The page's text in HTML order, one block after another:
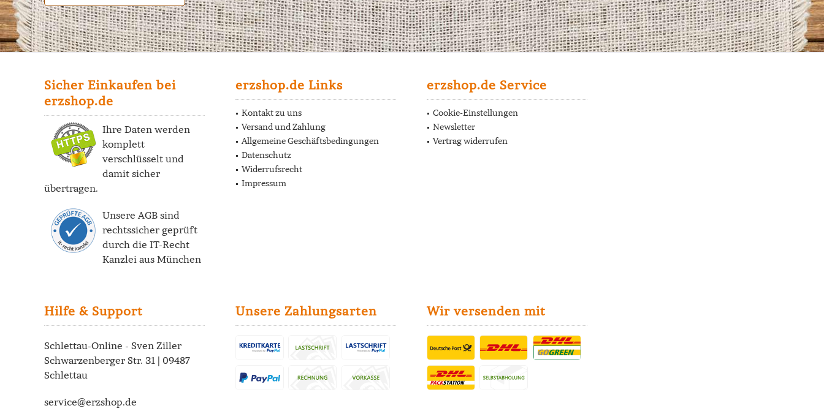
Sicher Einkaufen bei
erzshop.de
Ihre Daten werden
komplett
verschlüsselt und
damit sicher
übertragen.
Unsere AGB sind
rechtssicher geprüft
durch die IT-Recht
Kanzlei aus München
erzshop.de Links
Kontakt zu uns
Versand und Zahlung
Allgemeine Geschäftsbedingungen
Datenschutz
Widerrufsrecht
Impressum
erzshop.de Service
Cookie-Einstellungen
Newsletter
Vertrag widerrufen
Hilfe & Support
Schlettau-Online - Sven Ziller
Schwarzenberger Str. 31 | 09487
Schlettau
service@erzshop.de
Unsere Zahlungsarten Wir versenden mit